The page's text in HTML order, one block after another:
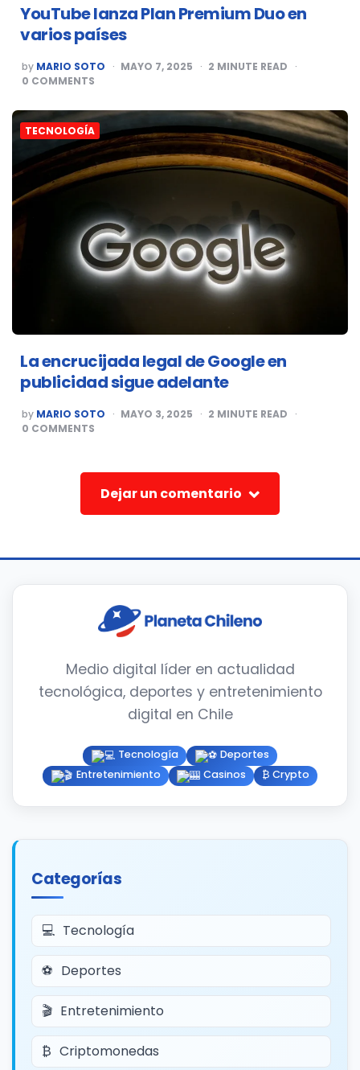
YouTube lanza Plan Premium Duo en
varios países
POSTED
BY
by MARIO SOTO MAYO 7, 2025 2 MINUTE READ
0 COMMENTS
TECNOLOGÍA
La encrucijada legal de Google en
publicidad sigue adelante
POSTED
BY
by MARIO SOTO MAYO 3, 2025 2 MINUTE READ
0 COMMENTS
Dejar un comentario
Medio digital líder en actualidad
tecnológica, deportes y entretenimiento
digital en Chile
Tecnología
Deportes
Entretenimiento
Casinos ₿ Crypto
Categorías
Tecnología
Deportes
Entretenimiento
Criptomonedas